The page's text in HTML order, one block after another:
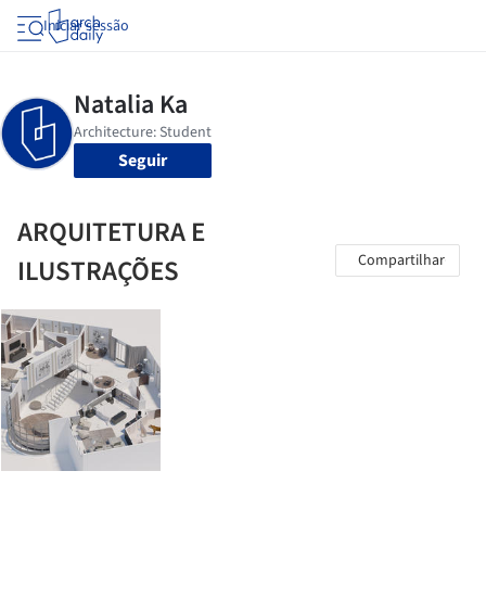
Iniciar sessão
Seguir
ARQUITETURA E
ILUSTRAÇÕES
Compartilhar